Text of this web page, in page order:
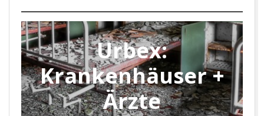
Urbex:
Krankenhäuser +
Ärzte